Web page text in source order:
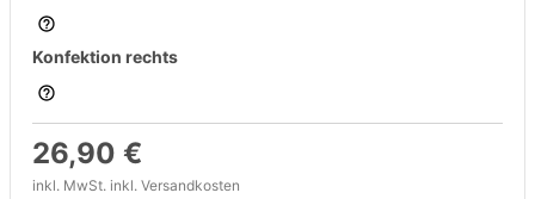
Konfektion rechts
26,90 €
inkl. MwSt. inkl. Versandkosten